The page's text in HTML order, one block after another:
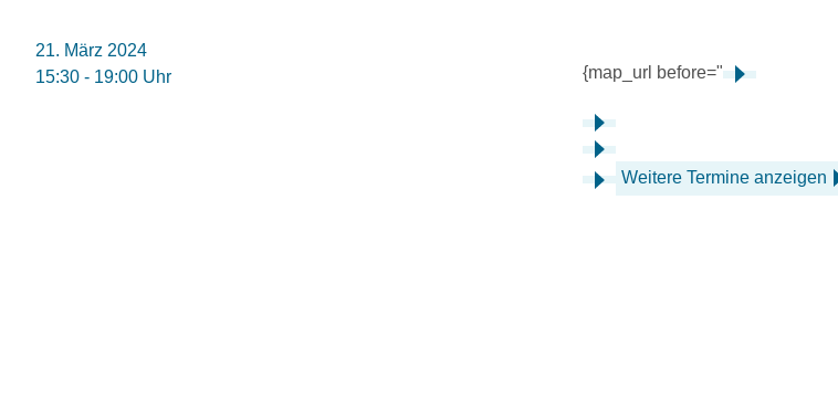
21. März 2024
15:30 - 19:00 Uhr
{map_url before="
Weitere Termine anzeigen